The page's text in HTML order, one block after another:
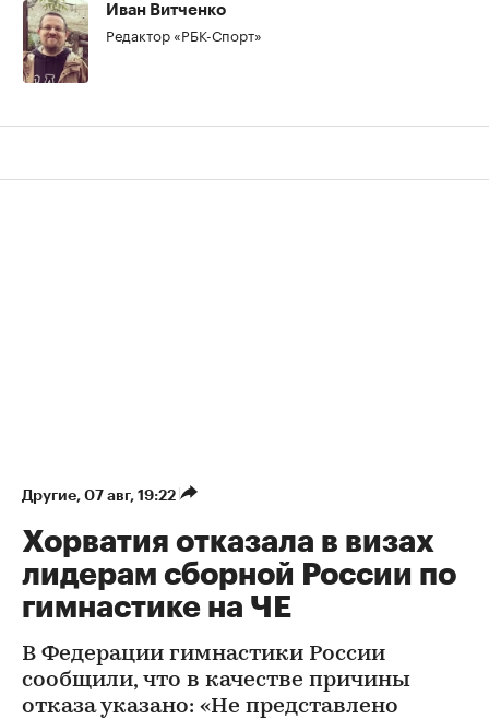
Иван Витченко
Редактор «РБК-Спорт»
Другие⁠, 07 авг, 19:22
Хорватия отказала в визах
лидерам сборной России по
гимнастике на ЧЕ
В Федерации гимнастики России
сообщили, что в качестве причины
отказа указано: «Не представлено